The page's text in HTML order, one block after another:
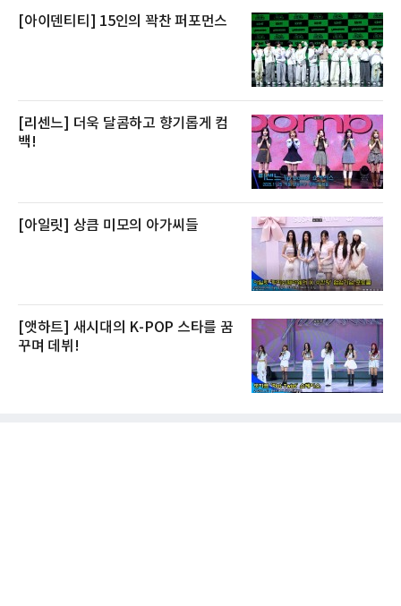
[아이덴티티] 15인의 꽉찬 퍼포먼스
[리센느] 더욱 달콤하고 향기롭게 컴
백!
[아일릿] 상큼 미모의 아가씨들
[앳하트] 새시대의 K-POP 스타를 꿈
꾸며 데뷔!